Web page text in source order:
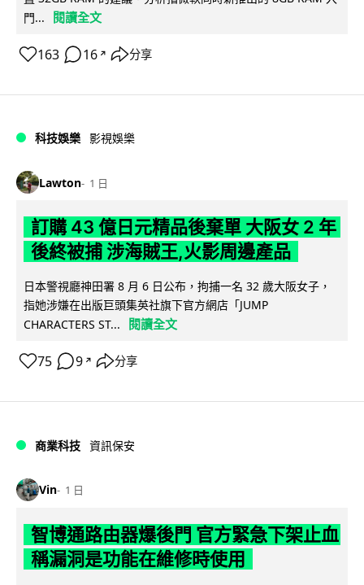
門...
閱讀全文
163 16 ↗ 分享
科技娛樂 影視娛樂
Lawton 1 日
訂購 43 億日元精品後棄單 大阪女 2 年
後終被捕 涉海賊王,火影周邊產品
日本警視廳神田署 8 月 6 日公布，拘捕一名 32 歲大阪女子，
指她涉嫌在出版巨頭集英社旗下官方網店「JUMP
CHARACTERS ST...
閱讀全文
75 9 ↗ 分享
商業科技 資訊保安
Vin 1 日
智博通路由器爆後門 官方緊急下架止血
稱漏洞是功能在維修時使用